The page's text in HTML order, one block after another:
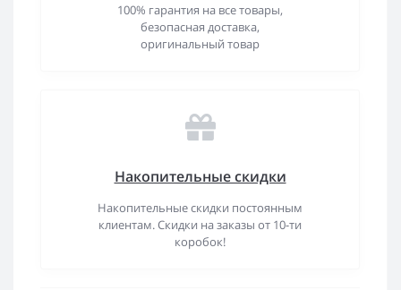
100% гарантия на все товары,
безопасная доставка,
оригинальный товар
Накопительные скидки
Накопительные скидки постоянным
клиентам. Скидки на заказы от 10-ти
коробок!